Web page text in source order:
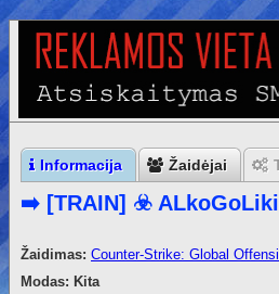
Informacija Žaidėjai
➡️ [TRAIN] ☣️
Žaidimas: Counter-Strike: Global
Modas: Kita